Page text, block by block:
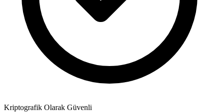
Kriptografik Olarak Güvenli